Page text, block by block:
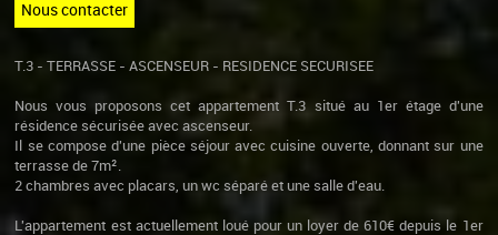
Nous contacter
T.3 - TERRASSE - ASCENSEUR - RESIDENCE SECURISEE
Nous vous proposons cet appartement T.3 situé au 1er étage d'une
résidence sécurisée avec ascenseur.
Il se compose d'une pièce séjour avec cuisine ouverte, donnant sur une
terrasse de 7m².
2 chambres avec placars, un wc séparé et une salle d'eau.
L'appartement est actuellement loué pour un loyer de 610€ depuis le 1er